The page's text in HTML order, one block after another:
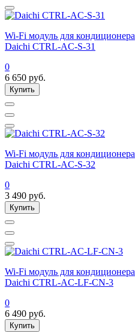
Wi-Fi модуль для кондиционера
Daichi CTRL-AC-S-31
0
6 650 руб.
Купить
Wi-Fi модуль для кондиционера
Daichi CTRL-AC-S-32
0
3 490 руб.
Купить
Wi-Fi модуль для кондиционера
Daichi CTRL-AC-LF-CN-3
0
6 490 руб.
Купить